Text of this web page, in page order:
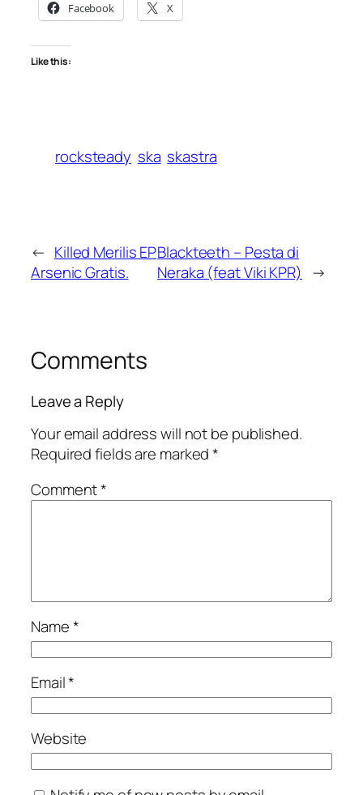
Facebook X
Like this:
rocksteady ska skastra
← Killed Merilis EP
Arsenic Gratis.
Blackteeth – Pesta di
Neraka (feat Viki KPR) →
Comments
Leave a Reply
Your email address will not be published.
Required fields are marked*
Comment*
Name*
Email*
Website